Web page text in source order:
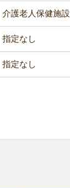
介護老人保健施設
指定なし
指定なし